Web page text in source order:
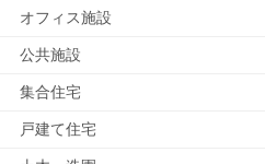
オフィス施設
公共施設
集合住宅
戸建て住宅